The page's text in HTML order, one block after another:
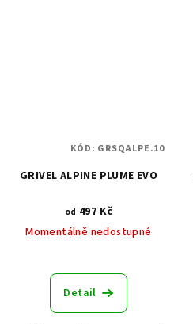
GRIVEL ALPINE PLUME EVO
od 497 Kč
Momentálně nedostupné
Detail
KÓD: GRSQALPE.10